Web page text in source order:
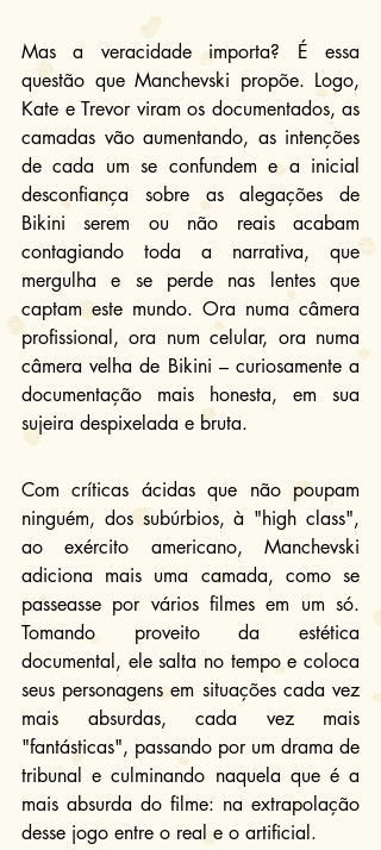
Mas a veracidade importa? É essa
questão que Manchevski propõe. Logo,
Kate e Trevor viram os documentados, as
camadas vão aumentando, as intenções
de cada um se confundem e a inicial
desconfiança sobre as alegações de
Bikini serem ou não reais acabam
contagiando toda a narrativa, que
mergulha e se perde nas lentes que
captam este mundo. Ora numa câmera
profissional, ora num celular, ora numa
câmera velha de Bikini – curiosamente a
documentação mais honesta, em sua
sujeira despixelada e bruta.
Com críticas ácidas que não poupam
ninguém, dos subúrbios, à "high class",
ao exército americano, Manchevski
adiciona mais uma camada, como se
passeasse por vários filmes em um só.
Tomando proveito da estética
documental, ele salta no tempo e coloca
seus personagens em situações cada vez
mais absurdas, cada vez mais
"fantásticas", passando por um drama de
tribunal e culminando naquela que é a
mais absurda do filme: na extrapolação
desse jogo entre o real e o artificial.